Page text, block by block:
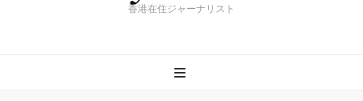
香港在住ジャーナリスト